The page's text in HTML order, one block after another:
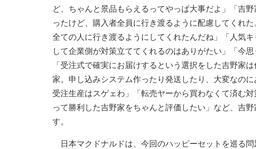
ど、ちゃんと景品もらえるってやっぱ大事だよ」「吉
ったけど、購入者全員に行き渡るように配慮してくれ
全ての人に行き渡るようにしてくれたんだね」「人気
して企業側が対策立ててくれるのはありがたい」「今
「受注式で確実にお届けするという選択をした吉野家
家。申し込みシステム作ったり発送したり、大変なの
受注生産はスゲェわ」「転売ヤーから買わなくて済む
って勝利した吉野家をちゃんと評価したい」など、吉
す。
日本マクドナルドは、今回のハッピーセットを巡る